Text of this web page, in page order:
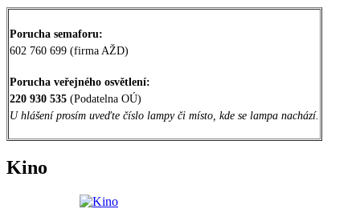
Porucha semaforu:
602 760 699 (firma AŽD)
Porucha veřejného osvětlení:
220 930 535 (Podatelna OÚ)
U hlášení prosím uveďte číslo lampy či místo, kde se lampa nachází.
Kino